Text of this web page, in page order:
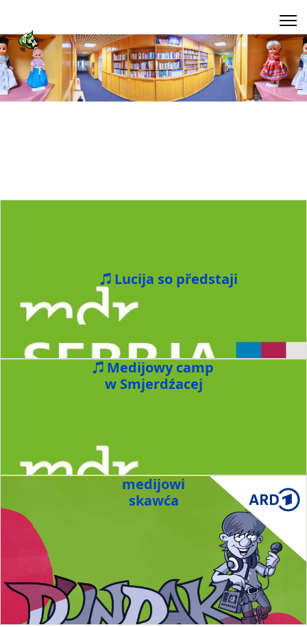
Lucija so předstaji
Medijowy camp
w Smjerdźacej
medijowi
skawća